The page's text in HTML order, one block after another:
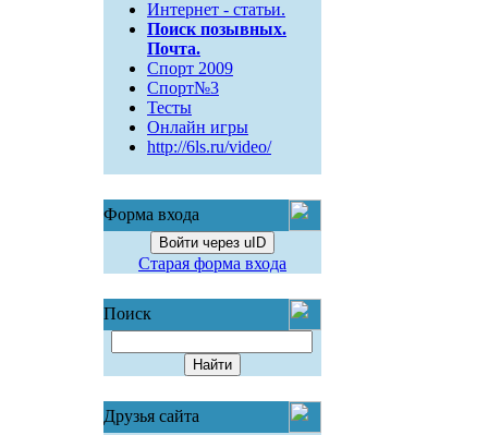
Интернет - статьи.
Поиск позывных.
Почта.
Спорт 2009
Спорт№3
Тесты
Онлайн игры
http://6ls.ru/video/
Форма входа
Войти через uID
Старая форма входа
Поиск
Друзья сайта